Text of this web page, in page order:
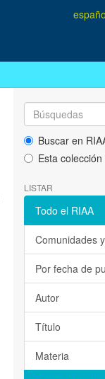
Buscar en
Esta colección
LISTAR
Todo el RIAA
Comunidades
Por fecha de
Autor
Título
Materia